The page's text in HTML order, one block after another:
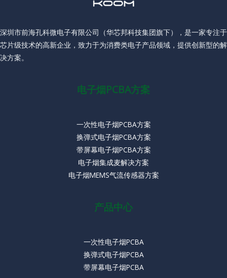
深圳市前海孔科微电子有限公司（华芯邦科技集团旗下），是一家专注于
芯片级技术的高新企业，致力于为消费类电子产品领域，提供创新型的解
决方案。
电子烟PCBA方案
一次性电子烟PCBA方案
换弹式电子烟PCBA方案
带屏幕电子烟PCBA方案
电子烟集成麦解决方案
电子烟MEMS气流传感器方案
产品中心
一次性电子烟PCBA
换弹式电子烟PCBA
带屏幕电子烟PCBA